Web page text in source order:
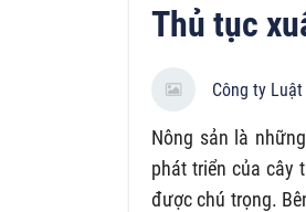
Thủ tục
Công ty Luật
Nông sản là
phát triển của cây
được chú trọng.